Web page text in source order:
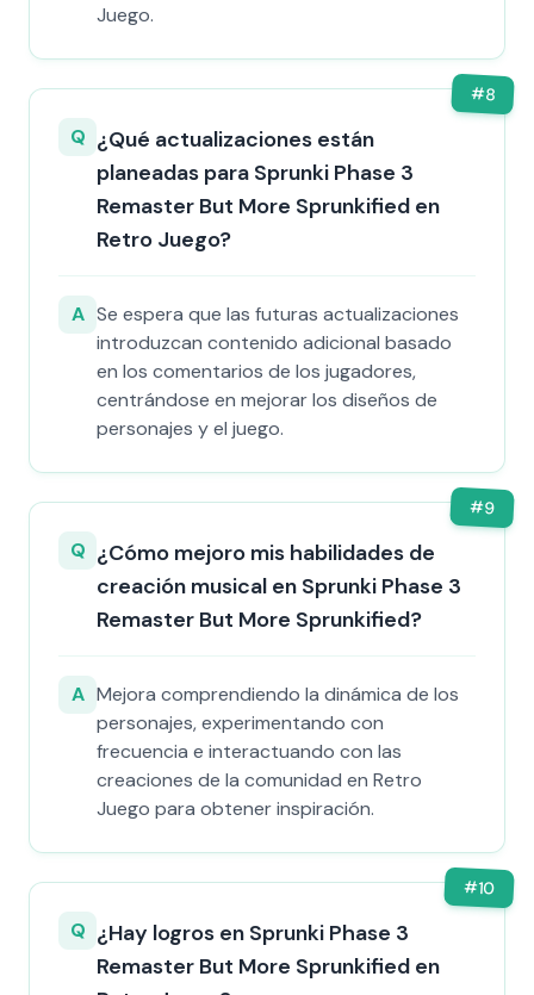
Juego.
#8
Q ¿Qué actualizaciones están
planeadas para Sprunki Phase 3
Remaster But More Sprunkified en
Retro Juego?
A Se espera que las futuras actualizaciones
introduzcan contenido adicional basado
en los comentarios de los jugadores,
centrándose en mejorar los diseños de
personajes y el juego.
#9
Q ¿Cómo mejoro mis habilidades de
creación musical en Sprunki Phase 3
Remaster But More Sprunkified?
A Mejora comprendiendo la dinámica de los
personajes, experimentando con
frecuencia e interactuando con las
creaciones de la comunidad en Retro
Juego para obtener inspiración.
#10
Q ¿Hay logros en Sprunki Phase 3
Remaster But More Sprunkified en